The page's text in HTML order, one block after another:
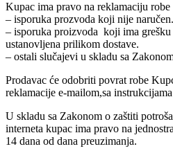
Kupac ima pravo na reklamaciju
– isporuka prozvoda koji nije naručen.
– isporuka proizvoda koji ima grešku
ustanovljena prilikom dostave.
– ostali slučajevi u skladu sa
Prodavac će odobriti povrat robe
reklamacije e-mailom,sa
U skladu sa Zakonom o zaštiti
interneta kupac ima pravo na
14 dana od dana preuzimanja.